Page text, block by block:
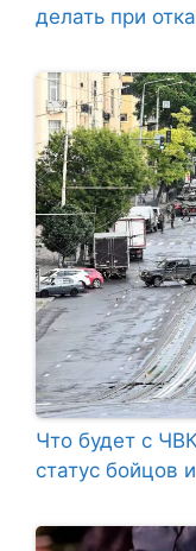
делать при
Что будет с
статус бойцов